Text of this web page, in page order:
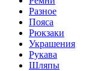
Разное
Пояса
Рюкзаки
Украшения
Рукава
Шляпы